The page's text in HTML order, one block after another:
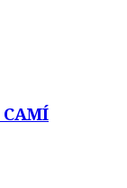
CAMÍ